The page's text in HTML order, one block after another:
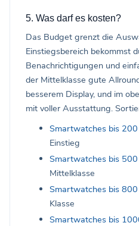
5. Was darf es kosten?
Das Budget grenzt die
Einstiegsbereich bekommst
Benachrichtigungen und
der Mittelklasse gute
besserem Display, und im
mit voller Ausstattung.
Smartwatches bis 200
Einstieg
Smartwatches bis 500
Mittelklasse
Smartwatches bis 800
Klasse
Smartwatches bis